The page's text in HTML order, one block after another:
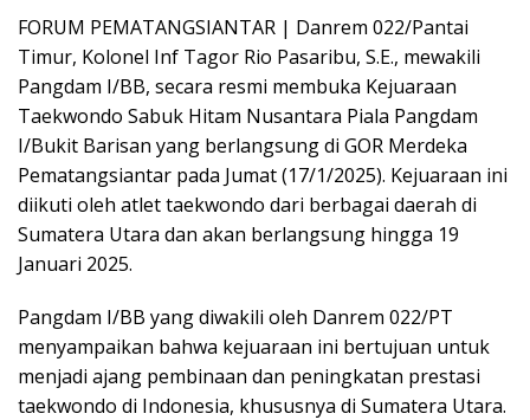
FORUM PEMATANGSIANTAR | Danrem 022/Pantai
Timur, Kolonel Inf Tagor Rio Pasaribu, S.E., mewakili
Pangdam I/BB, secara resmi membuka Kejuaraan
Taekwondo Sabuk Hitam Nusantara Piala Pangdam
I/Bukit Barisan yang berlangsung di GOR Merdeka
Pematangsiantar pada Jumat (17/1/2025). Kejuaraan ini
diikuti oleh atlet taekwondo dari berbagai daerah di
Sumatera Utara dan akan berlangsung hingga 19
Januari 2025.
Pangdam I/BB yang diwakili oleh Danrem 022/PT
menyampaikan bahwa kejuaraan ini bertujuan untuk
menjadi ajang pembinaan dan peningkatan prestasi
taekwondo di Indonesia, khususnya di Sumatera Utara.